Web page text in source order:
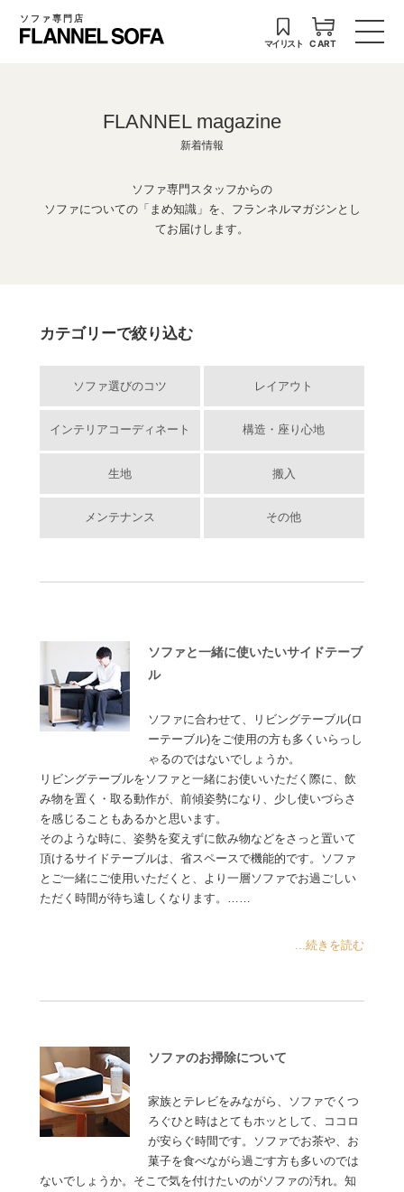
ソファ専門店
マイリスト CART
FLANNEL magazine
新着情報
ソファ専門スタッフからの
ソファについての「まめ知識」を、フランネルマガジンとし
てお届けします。
カテゴリーで絞り込む
ソファ選びのコツ レイアウト
インテリアコーディネート 構造・座り心地
生地 搬入
メンテナンス その他
ソファと一緒に使いたいサイドテーブ
ル
ソファに合わせて、リビングテーブル(ロ
ーテーブル)をご使用の方も多くいらっし
ゃるのではないでしょうか。
リビングテーブルをソファと一緒にお使いいただく際に、飲
み物を置く・取る動作が、前傾姿勢になり、少し使いづらさ
を感じることもあるかと思います。
そのような時に、姿勢を変えずに飲み物などをさっと置いて
頂けるサイドテーブルは、省スペースで機能的です。ソファ
とご一緒にご使用いただくと、より一層ソファでお過ごしい
ただく時間が待ち遠しくなります。……
...続きを読む
ソファのお掃除について
家族とテレビをみながら、ソファでくつ
ろぐひと時はとてもホッとして、ココロ
が安らぐ時間です。ソファでお茶や、お
菓子を食べながら過ごす方も多いのでは
ないでしょうか。そこで気を付けたいのがソファの汚れ。知